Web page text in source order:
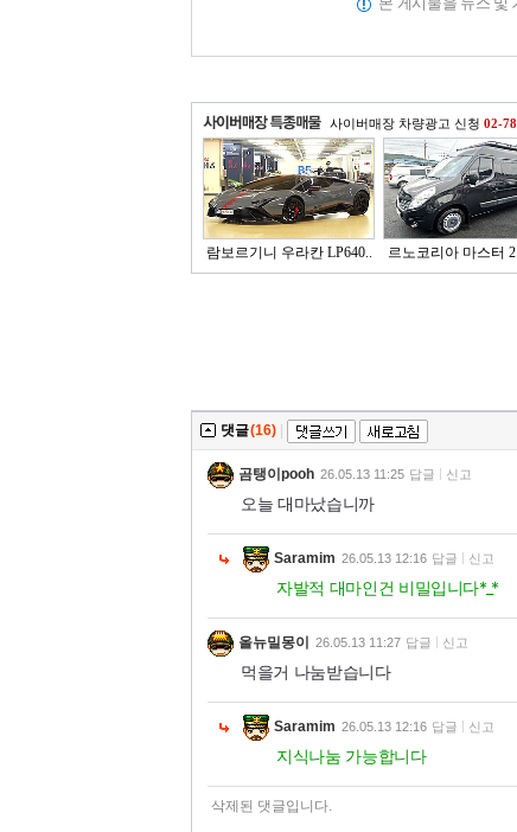
사이버매장 차량광고 신청 02-
람보르기니 우라칸 LP640.. 르노코리아 마스터
댓글(16)
곰탱이pooh 26.05.13 11:25 답글 신고
오늘 대마났습니까
Saramim 26.05.13 12:16 답글 신고
자발적 대마인건 비밀입니다*_*
올뉴밀몽이 26.05.13 11:27 답글 신고
먹을거 나눔받습니다
Saramim 26.05.13 12:16 답글 신고
지식나눔 가능합니다
삭제된 댓글입니다.